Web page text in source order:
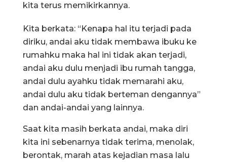
kita terus memikirkannya.
Kita berkata: “Kenapa hal itu terjadi pada
diriku, andai aku tidak membawa ibuku ke
rumahku maka hal ini tidak akan terjadi,
andai aku dulu menjadi ibu rumah tangga,
andai dulu ayahku tidak memarahi aku,
andai dulu aku tidak berteman dengannya”
dan andai-andai yang lainnya.
Saat kita masih berkata andai, maka diri
kita ini sebenarnya tidak terima, menolak,
berontak, marah atas kejadian masa lalu